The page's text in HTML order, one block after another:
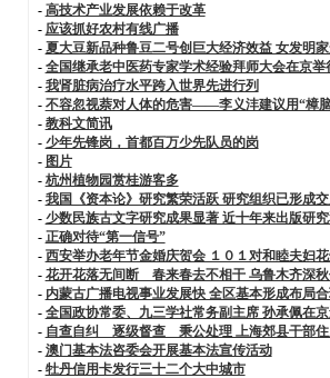
- 高技术产业发展依赖于改革
- 应该抓好农村有线广播
- 夏大豆新品种鲁豆二号创巨大经济效益 女发明
- 全国继承老中医药专家学术经验拜师大会在京举
- 我肾脏病治疗水平跨入世界先进行列
- 不容忽视萘对人体的危害——李义沣建议用“樟
- 教科文简讯
- 少年先锋岗，首都百万少先队员的岗
- 图片
- 杭州植物园赏桂游客多
- 我国《资本论》研究繁荣活跃 研究组织已形成
- 少数民族古文字研究成果显著 近十年来出版研
- 正确对待“第一信号”
- 西安举办老年节金婚庆贺会 １０１对和睦夫妇
- 花开花落无间断 春来春去不相干 乌鲁木齐深
- 内蒙古广播电视事业发展快 全区基本形成布局
- 全国政协常委、九三学社常务副主席 孙承佩在
- 自查自纠 逐级督查 秉公处理 上海郊县干部住
- 澳门基本法咨委会开展基本法宣传活动
- 牡丹信用卡发行三十二个大中城市